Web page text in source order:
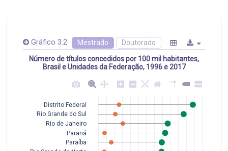
Gráfico 3.2 Mestrado Doutorado
Número de títulos concedidos por 100 mil habitantes,
Brasil e Unidades da Federação, 1996 e 2017
Paraíba
Paraná
Rio de Janeiro
Rio Grande do Sul
Distrito Federal